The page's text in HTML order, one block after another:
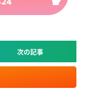
次の記事